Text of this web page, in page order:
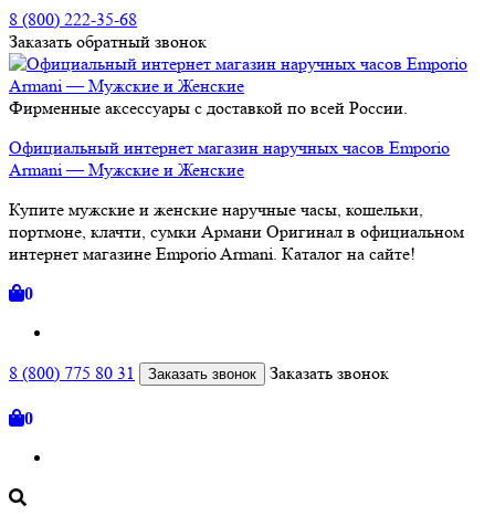
8 (800) 222-35-68
Заказать обратный звонок
Фирменные аксессуары с доставкой по всей России.
Официальный интернет магазин наручных часов Emporio
Armani — Мужские и Женские
Купите мужские и женские наручные часы, кошельки,
портмоне, клачти, сумки Армани Оригинал в официальном
интернет магазине Emporio Armani. Каталог на сайте!
0
8 (800) 775 80 31 Заказать звонок Заказать звонок
0